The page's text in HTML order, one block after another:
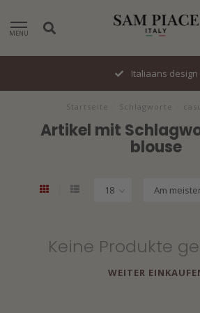
MENU
Italiaans design
Startseite Schlagworte
Artikel mit
blouse
Keine Produkte
WEITER